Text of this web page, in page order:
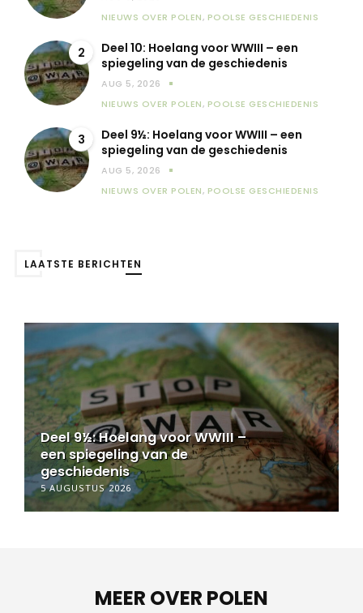
NIEUWS OVER POLEN, POOLSE GESCHIEDENIS
2
Deel 10: Hoelang voor WWIII – een
spiegeling van de geschiedenis
AUG 5, 2026
NIEUWS OVER POLEN, POOLSE GESCHIEDENIS
3
Deel 9½: Hoelang voor WWIII – een
spiegeling van de geschiedenis
AUG 5, 2026
NIEUWS OVER POLEN, POOLSE GESCHIEDENIS
LAATSTE BERICHTEN
Deel 9½: Hoelang voor WWIII –
een spiegeling van de
geschiedenis
5 AUGUSTUS 2026
MEER OVER POLEN